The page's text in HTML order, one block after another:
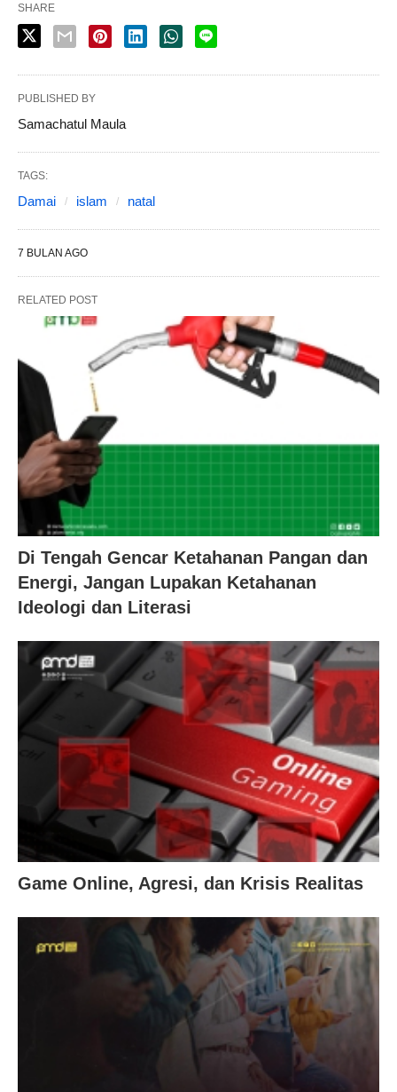
SHARE
PUBLISHED BY
Samachatul Maula
TAGS:
Damai islam natal
7 BULAN AGO
RELATED POST
Di Tengah Gencar Ketahanan Pangan dan
Energi, Jangan Lupakan Ketahanan
Ideologi dan Literasi
Game Online, Agresi, dan Krisis Realitas